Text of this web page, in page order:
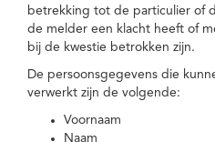
betrekking tot de particulier of
de melder een klacht heeft of
bij de kwestie betrokken zijn.
De persoonsgegevens die
verwerkt zijn de volgende:
Voornaam
Naam